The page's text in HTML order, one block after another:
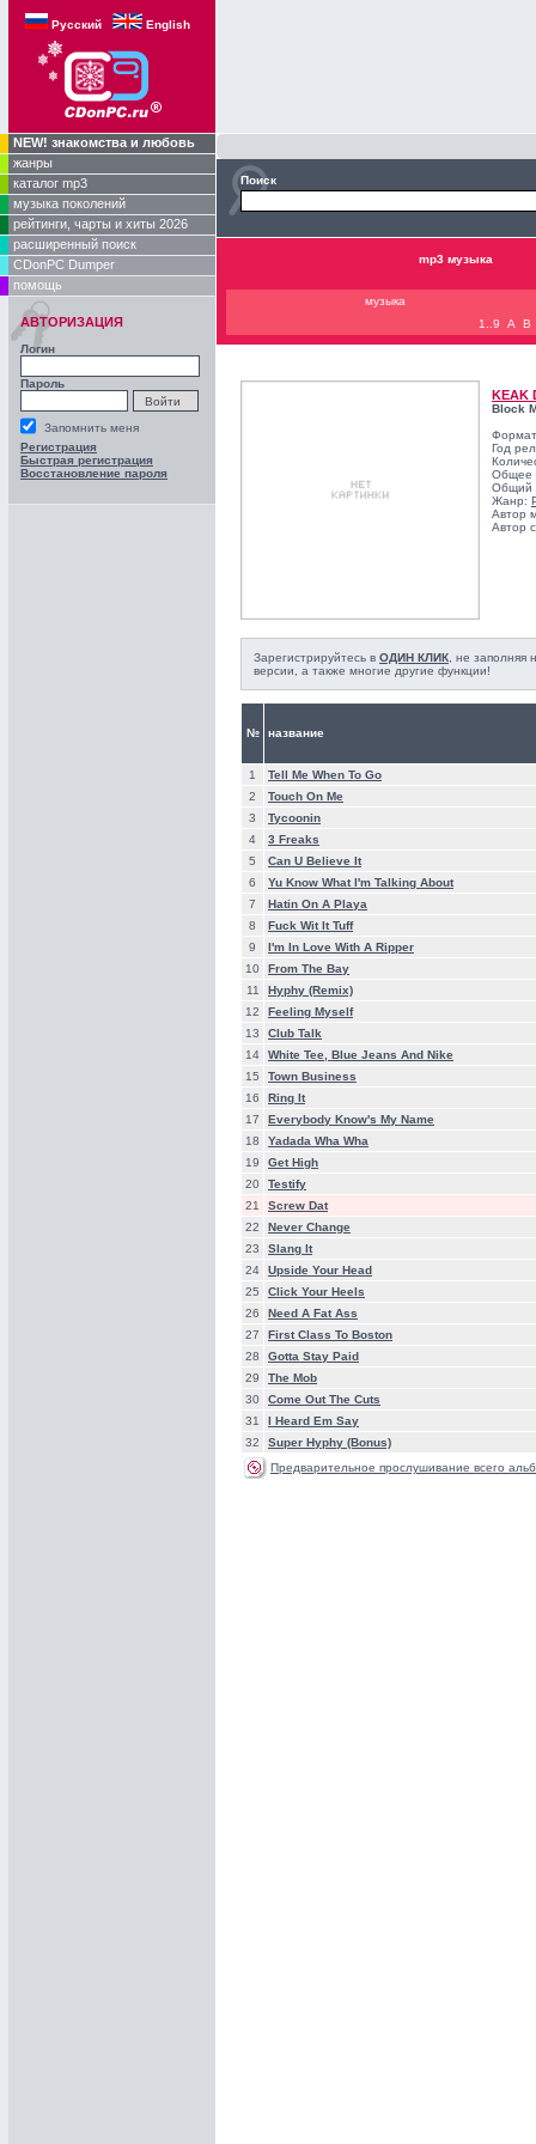
Русский English
NEW! знакомства и любовь
жанры
каталог mp3
музыка поколений
рейтинги, чарты и хиты 2026
расширенный поиск
CDonPC Dumper
помощь
АВТОРИЗАЦИЯ
Логин
Пароль
Запомнить меня
Регистрация
Быстрая регистрация
Восстановление пароля
Поиск
mp3 музыка
музыка
1..9
A B
KEAK
Block
Год
Общее
Общий
Жанр:
Автор
Автор
Зарегистрируйтесь в ОДИН КЛИК , не
версии, а также многие другие функции!
№ название
1
Tell Me When To Go
2
Touch On Me
3
Tycoonin
4
3 Freaks
5
Can U Believe It
6
Yu Know What I'm Talking About
7
Hatin On A Playa
8
Fuck Wit It Tuff
9
I'm In Love With A Ripper
10
From The Bay
11
Hyphy (Remix)
12
Feeling Myself
13
Club Talk
14
White Tee, Blue Jeans And Nike
15
Town Business
16
Ring It
17
Everybody Know's My Name
18
Yadada Wha Wha
19
Get High
20
Testify
21
Screw Dat
22
Never Change
23
Slang It
24
Upside Your Head
25
Click Your Heels
26
Need A Fat Ass
27
First Class To Boston
28
Gotta Stay Paid
29
The Mob
30
Come Out The Cuts
31
I Heard Em Say
32
Super Hyphy (Bonus)
Предварительное прослушивание всего